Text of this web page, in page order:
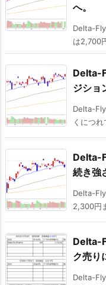
へ。
Delta-
は2,700
Delta-
ジショ
Delta-
くにつ
Delta-
続き強
Delta-
2,300円
Delta-
ク売り
Delta-